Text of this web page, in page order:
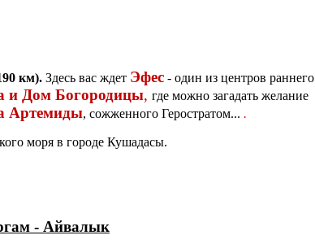
км). Здесь вас ждет Эфес - один из центров раннего
и Дом Богородицы, где можно загадать желание
Артемиды, сожженного Геростратом... .
моря в городе Кушадасы.
- Айвалык